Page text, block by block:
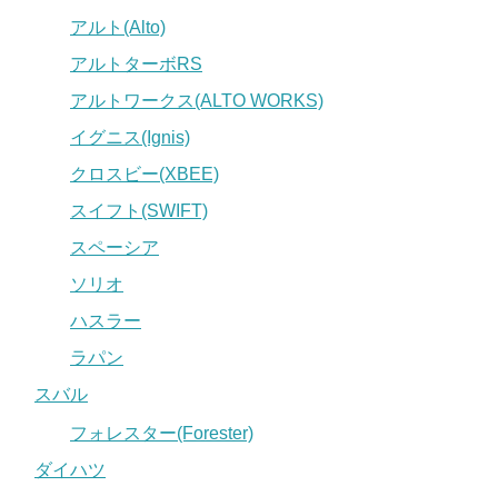
アルト(Alto)
アルトターボRS
アルトワークス(ALTO WORKS)
イグニス(Ignis)
クロスビー(XBEE)
スイフト(SWIFT)
スペーシア
ソリオ
ハスラー
ラパン
スバル
フォレスター(Forester)
ダイハツ